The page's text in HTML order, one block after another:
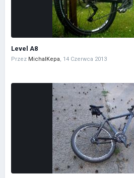
Level A8
Przez MichalKepa, 14 Czerwca 2013